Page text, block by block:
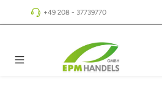
Zum Hauptinhalt springen
+49 208 - 37739770